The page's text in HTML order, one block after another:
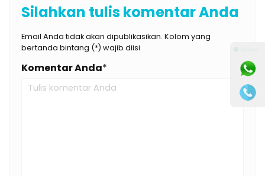
Silahkan tulis komentar Anda
Email Anda tidak akan dipublikasikan. Kolom yang
bertanda bintang (*) wajib diisi
Komentar Anda*